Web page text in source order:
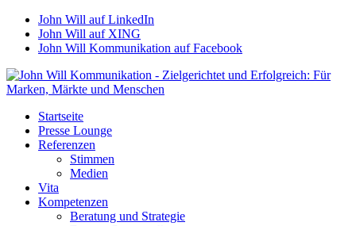
John Will auf LinkedIn
John Will auf XING
John Will Kommunikation auf Facebook
Startseite
Presse Lounge
Referenzen
Stimmen
Medien
Vita
Kompetenzen
Beratung und Strategie